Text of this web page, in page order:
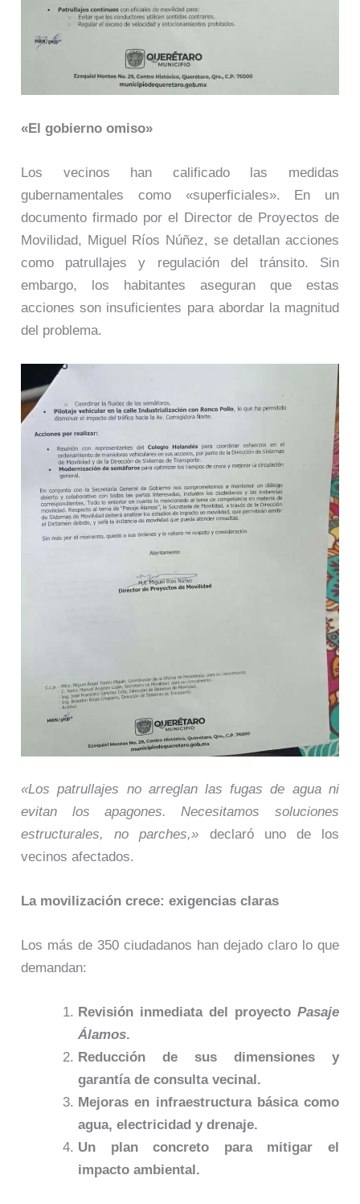
«El gobierno omiso»
Los vecinos han calificado las medidas
gubernamentales como «superficiales». En un
documento firmado por el Director de Proyectos de
Movilidad, Miguel Ríos Núñez, se detallan acciones
como patrullajes y regulación del tránsito. Sin
embargo, los habitantes aseguran que estas
acciones son insuficientes para abordar la magnitud
del problema.
«Los patrullajes no arreglan las fugas de agua ni
evitan los apagones. Necesitamos soluciones
estructurales, no parches,» declaró uno de los
vecinos afectados.
La movilización crece: exigencias claras
Los más de 350 ciudadanos han dejado claro lo que
demandan:
Revisión inmediata del proyecto Pasaje
Álamos.
Reducción de sus dimensiones y
garantía de consulta vecinal.
Mejoras en infraestructura básica como
agua, electricidad y drenaje.
Un plan concreto para mitigar el
impacto ambiental.